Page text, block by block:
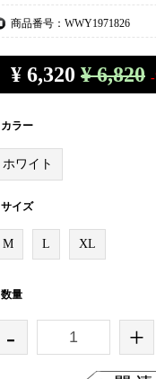
商品番号：WWY1971826
¥ 6,320 ¥ 6,820
カラー
ホワイト
サイズ
M L XL
数量
- +